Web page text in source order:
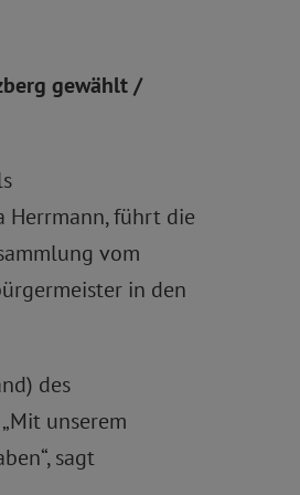
gewählt /
Herrmann, führt die
vom
in den
des
unserem
sagt